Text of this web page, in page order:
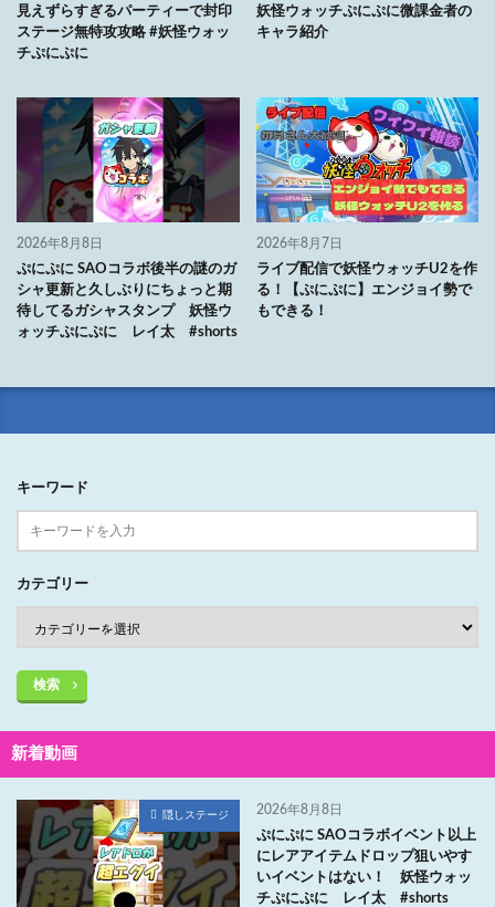
見えずらすぎるパーティーで封印
ステージ無特攻攻略 #妖怪ウォッ
チぷにぷに
妖怪ウォッチぷにぷに微課金者の
キャラ紹介
2026年8月8日
ぷにぷに SAOコラボ後半の謎のガ
シャ更新と久しぶりにちょっと期
待してるガシャスタンプ 妖怪ウ
ォッチぷにぷに レイ太 #shorts
2026年8月7日
ライブ配信で妖怪ウォッチU2を作
る！【ぷにぷに】エンジョイ勢で
もできる！
キーワード
カテゴリー
検索
新着動画
隠しステージ 2026年8月8日
ぷにぷに SAOコラボイベント以上
にレアアイテムドロップ狙いやす
いイベントはない！ 妖怪ウォッ
チぷにぷに レイ太 #shorts